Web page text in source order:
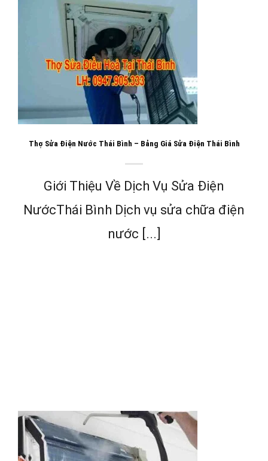
Thợ Sửa Điện Nước Thái Bình – Bảng Giá Sửa Điện Thái Bình
Giới Thiệu Về Dịch Vụ Sửa Điện
NướcThái Bình Dịch vụ sửa chữa điện
nước [...]